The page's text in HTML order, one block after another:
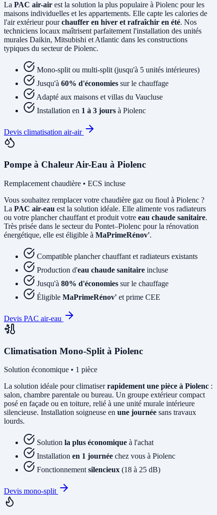
La PAC air-air est la solution la plus populaire à Piolenc pour les
maisons individuelles et les appartements. Elle capte les calories de
l'air extérieur pourchauffer en hiver et rafraîchir en été. Nos
techniciens locaux maîtrisent parfaitement l'installation des unités
murales Daikin, Mitsubishi et Atlantic dans les constructions
typiques du secteur de Piolenc.
Mono-split ou multi-split (jusqu'à 5 unités intérieures)
Jusqu'à 60% d'économies sur le chauffage
Adapté aux maisons et villas du Vaucluse
Installation en 1 à 3 jours à Piolenc
Devis climatisation air-air
Pompe à Chaleur Air-Eau à Piolenc
Remplacement chaudière • ECS incluse
Vous souhaitez remplacer votre chaudière gaz ou fioul à Piolenc ?
La PAC air-eau est la solution idéale. Elle alimente vos radiateurs
ou votre plancher chauffant et produit votre eau chaude sanitaire.
Très prisée dans le secteur du Pontet–Piolenc pour la rénovation
énergétique, elle est éligible à MaPrimeRénov'.
Compatible plancher chauffant et radiateurs existants
Production d'eau chaude sanitaire incluse
Jusqu'à 80% d'économies sur le chauffage
Éligible MaPrimeRénov' et prime CEE
Devis PAC air-eau
Climatisation Mono-Split à Piolenc
Solution économique • 1 pièce
La solution idéale pour climatiserrapidement une pièce à Piolenc :
salon, chambre parentale ou bureau. Un groupe extérieur compact
posé en façade ou en toiture, relié à une unité murale intérieure
silencieuse. Installation soigneuse en une journée sans travaux
lourds.
Solution la plus économique à l'achat
Installation en 1 journée chez vous à Piolenc
Fonctionnement silencieux (18 à 25 dB)
Devis mono-split